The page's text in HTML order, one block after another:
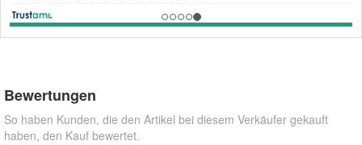
Bewertungen
So haben Kunden, die den Artikel bei diesem Verkäufer gekauft
haben, den Kauf bewertet.